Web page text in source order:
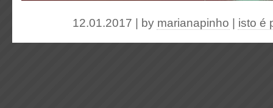
12.01.2017 | by marianapinho isto é